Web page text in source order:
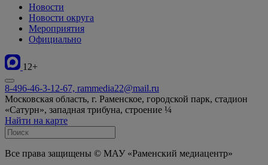
Новости
Новости округа
Мероприятия
Официально
12+
8-496-46-3-12-67, rammedia22@mail.ru
Московская область, г. Раменское, городской парк, стадион
«Сатурн», западная трибуна, строение ¼
Найти на карте
Все права защищены © МАУ «Раменский медиацентр»